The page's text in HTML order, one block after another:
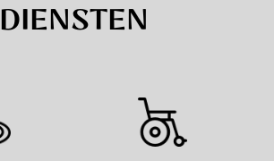
DIENSTEN